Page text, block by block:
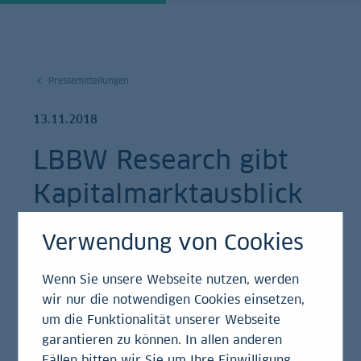
Pressemitteilungen
13.11.2018
LBBW Research gibt
Kapitalmarktausblick
für 2019
Pressemitteilung
„Besser wird’s nicht mehr“
Verwendung von Cookies
Wenn Sie unsere Webseite nutzen, werden
wir nur die notwendigen Cookies einsetzen,
um die Funktionalität unserer Webseite
garantieren zu können. In allen anderen